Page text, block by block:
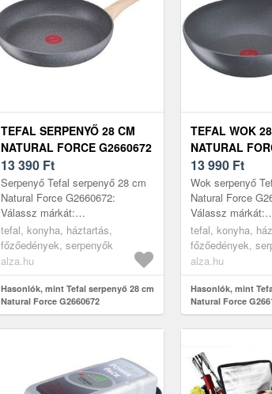
TEFAL SERPENYŐ 28 CM
NATURAL FORCE G2660672
13 390 Ft
Serpenyő Tefal serpenyő 28 cm
Natural Force G2660672:
Válassz márkát:
BevezetésFontos
információkGalériaMűszaki
adatokReceptekTefal Natural
tefal, konyha, háztartás,
főzőedények, serpenyők
alza.hu
Hasonlók, mint Tefal serpenyő 28 cm
Natural Force G2660672
TEFAL WOK
NATURAL
13 990 Ft
Wok serpenyő
Natural Force
Válassz márkát:
BevezetésFontos
tefal, konyha,
főzőedények,
alza.hu
Hasonlók, mint
Natural Force